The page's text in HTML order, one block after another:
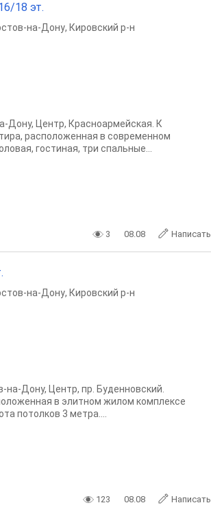
18 эт.
на-Дону, Кировский р-н
Дону, Центр, Красноармейская. К
расположенная в современном
гостиная, три спальные...
3 08.08 Написать
на-Дону, Кировский р-н
Дону, Центр, пр. Буденновский.
в элитном жилом комплексе
потолков 3 метра....
123 08.08 Написать